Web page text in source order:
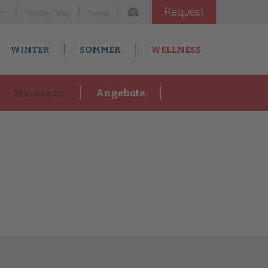
Request
Tonale Pass News
WINTER SOMMER WELLNESS
Massagen Angebote